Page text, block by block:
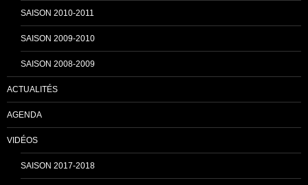
n
SAISON 2010-2011
SAISON 2009-2010
SAISON 2008-2009
ACTUALITÉS
AGENDA
VIDÉOS
SAISON 2017-2018